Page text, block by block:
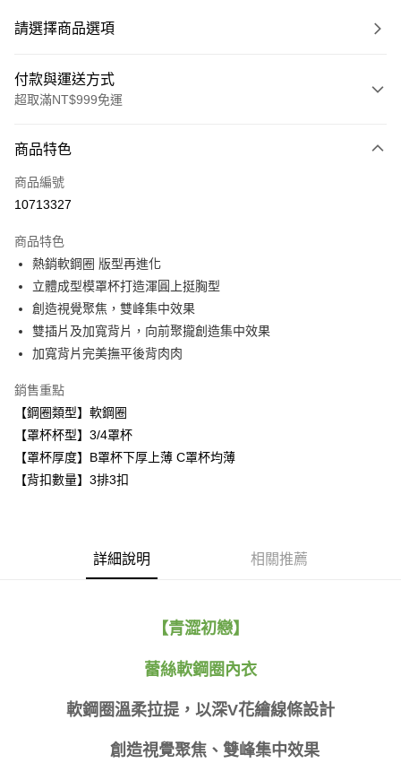
請選擇商品選項
付款與運送方式
超取滿NT$999免運
信用卡一次付款
超商取貨付款
Apple Pay
悠遊付
全盈+PAY
AFTEE先享後付
相關說明
AFTEE先享後付是「在收到商品之後才付款」的支付方式。 讓您購物簡單
便利好安心！
１．簡單：不需註冊會員、不需綁卡、不需儲值。
２．便利：只要手機號碼，簡訊認證，即可結帳。
３．安心：先確認商品／服務後，再付款。
２．訂單成立數日內，您將收到繳費通知簡訊。
３．收到繳費通知簡訊後14天內，點擊此簡訊中的連結，可透過四大超商／
購買商品的店家。未經商家同意取消之訂單仍視為有效，需透過AFTEE先享
※ 交易是否成功請以「AFTEE先享後付 」之結帳頁面顯示為準，若有關於
是否繳費成功／繳費後需取消欲退款等相關疑問，請聯繫「AFTEE先享後付
１．透過由恩沛科技股份有限公司提供之「AFTEE先享後付」服務完成之交
易，需依本服務之必要範圍內提供個人資料，並將交易相關給付款項請求債
ATM付款
運送方式
全家取貨付款
每筆NT$80，滿NT$999(含以上)免運費
7-11取貨付款
每筆NT$80，滿NT$999(含以上)免運費
商品特色
商品編號
10713327
商品特色
熱銷軟鋼圈 版型再進化
立體成型模罩杯打造渾圓上挺胸型
創造視覺聚焦，雙峰集中效果
雙插片及加寬背片，向前聚攏創造集中效果
加寬背片完美撫平後背肉肉
銷售重點
【鋼圈類型】軟鋼圈
【罩杯杯型】3/4罩杯
【罩杯厚度】B罩杯下厚上薄 C罩杯均薄
【背扣數量】3排3扣
詳細說明 相關推薦
【青澀初戀】
蕾絲軟鋼圈內衣
軟鋼圈溫柔拉提，以深V花繪線條設計
創造視覺聚焦、雙峰集中效果